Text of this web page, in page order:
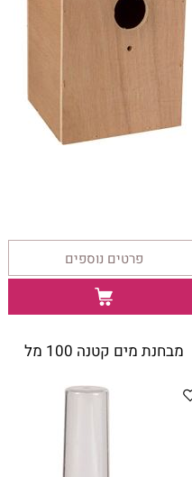
פרטים נוספים
מבחנת מים קטנה 100 מל